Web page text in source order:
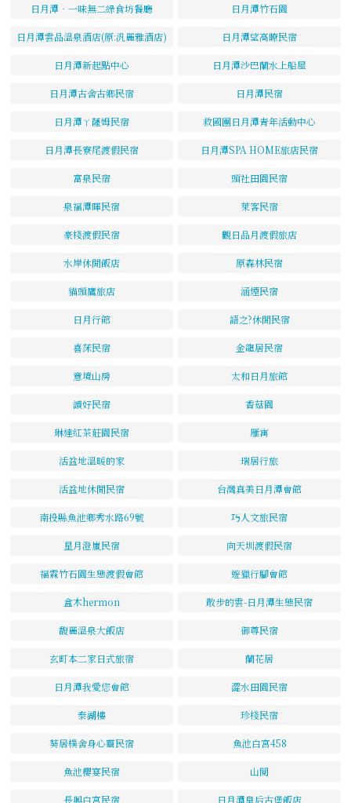
日月潭‧一味無二綠食坊餐廳 日月潭竹石園
日月潭雲品溫泉酒店(原:汎麗雅酒店) 日月潭望高瞭民宿
日月潭新起點中心 日月潭沙巴蘭水上船屋
日月潭古舍古鄉民宿 日月潭民宿
日月潭ㄚ薩姆民宿 救國團日月潭青年活動中心
日月潭長寮尾渡假民宿 日月潭SPA HOME旅店民宿
富泉民宿 頭社田園民宿
泉福潭暉民宿 萊客民宿
豪棧渡假民宿 觀日品月渡假旅店
水岸休閒飯店 原森林民宿
貓頭鷹旅店 涵煙民宿
日月行館 語之?休閒民宿
喜莯民宿 金龍居民宿
意境山房 太和日月旅館
讀好民宿 香菇園
琳達紅茶莊園民宿 雁寓
活盆地溫暖的家 瑞居行旅
活盆地休閒民宿 台灣真美日月潭會館
南投縣魚池鄉秀水路69號 巧人文旅民宿
星月澄嵐民宿 向天圳渡假民宿
福霖竹石園生態渡假會館 遊獵行腳會館
盒木hermon 散步的雲-日月潭生態民宿
馥麗溫泉大飯店 御尊民宿
玄町本二家日式旅宿 蘭花居
日月潭我愛您會館 澀水田園民宿
泰湖樓 珍棧民宿
葵居樸舍身心靈民宿 魚池白宮458
魚池櫻宴民宿 山閱
長興白宮民宿 日月潭皇后古堡飯店